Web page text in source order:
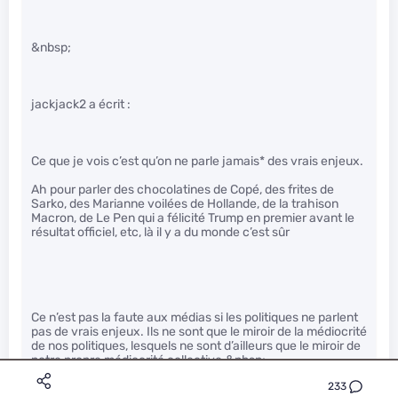
233
&nbsp;
jackjack2 a écrit :
Ce que je vois c’est qu’on ne parle jamais* des vrais enjeux.
Ah pour parler des chocolatines de Copé, des frites de
Sarko, des Marianne voilées de Hollande, de la trahison
Macron, de Le Pen qui a félicité Trump en premier avant le
résultat officiel, etc, là il y a du monde c’est sûr
Ce n’est pas la faute aux médias si les politiques ne parlent
pas de vrais enjeux. Ils ne sont que le miroir de la médiocrité
de nos politiques, lesquels ne sont d’ailleurs que le miroir de
notre propre médiocrité collective.&nbsp;